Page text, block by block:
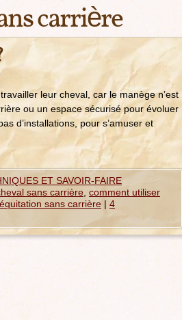
carrière
leur cheval, car le manège n’est
ou un espace sécurisé pour évoluer
d’installations, pour s’amuser et
ET SAVOIR-FAIRE
sans carrière comment utiliser
équitation sans carrière | 4